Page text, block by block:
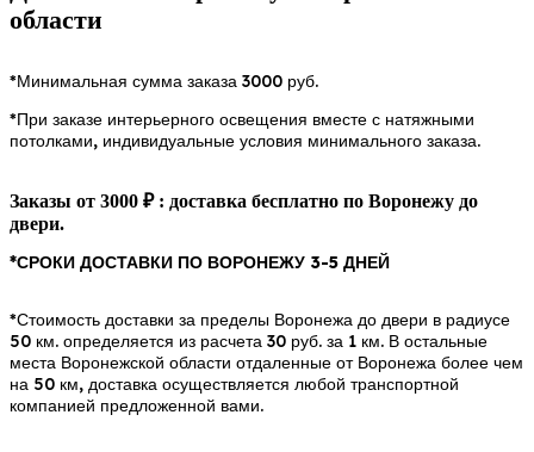
области
*Минимальная сумма заказа 3000 руб.
*При заказе интерьерного освещения вместе с натяжными
потолками, индивидуальные условия минимального заказа.
Заказы от 3000 ₽ : доставка бесплатно по Воронежу до
двери.
*СРОКИ ДОСТАВКИ ПО ВОРОНЕЖУ 3-5 ДНЕЙ
*Стоимость доставки за пределы Воронежа до двери в радиусе
50 км. определяется из расчета 30 руб. за 1 км. В остальные
места Воронежской области отдаленные от Воронежа более чем
на 50 км, доставка осуществляется любой транспортной
компанией предложенной вами.